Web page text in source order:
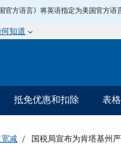
官方语言》将英语指定为美国官方
知道
抵免优惠和扣除 表格
减 国税局宣布为肯塔基州